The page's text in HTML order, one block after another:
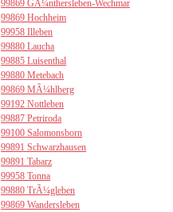
99869 GÃ¼nthersleben-Wechmar
99869 Hochheim
99958 Illeben
99880 Laucha
99885 Luisenthal
99880 Metebach
99869 MÃ¼hlberg
99192 Nottleben
99887 Petriroda
99100 Salomonsborn
99891 Schwarzhausen
99891 Tabarz
99958 Tonna
99880 TrÃ¼gleben
99869 Wandersleben